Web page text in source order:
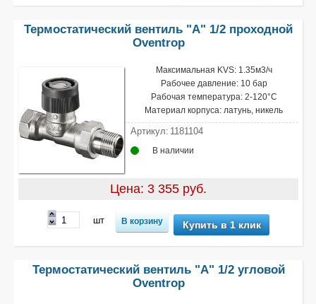
Термостатический вентиль "A" 1/2 проходной
Oventrop
Максимальная KVS: 1.35м3/ч
Рабочее давление: 10 бар
Рабочая температура: 2-120°С
Материал корпуса: латунь, никель
Артикул: 1181104
В наличии
Цена: 3 355 руб.
шт Купить в 1 клик
Термостатический вентиль "A" 1/2 угловой
Oventrop